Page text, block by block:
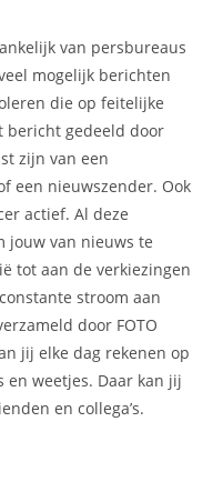
van persbureaus
mogelijk berichten
die op feitelijke
bericht gedeeld door
zijn van een
een nieuwszender. Ook
actief. Al deze
jouw van nieuws te
tot aan de verkiezingen
stroom aan
door FOTO
jij elke dag rekenen op
weetjes. Daar kan jij
en collega’s.